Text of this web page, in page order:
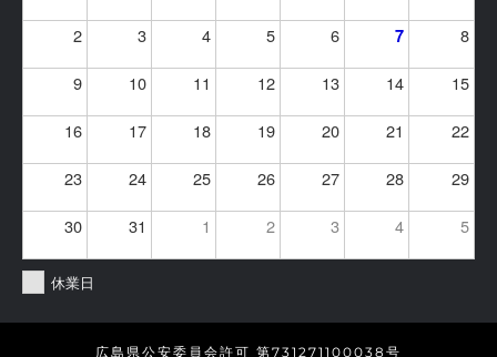
2 3 4 5 6 7 8
9 10 11 12 13 14 15
16 17 18 19 20 21 22
23 24 25 26 27 28 29
30 31 1 2 3 4 5
休業日
広島県公安委員会許可 第731271100038号